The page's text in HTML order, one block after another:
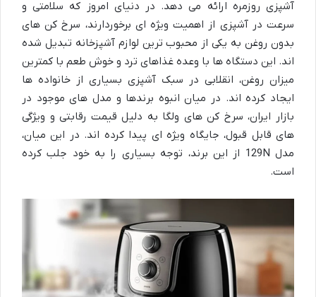
آشپزی روزمره ارائه می دهد. در دنیای امروز که سلامتی و
سرعت در آشپزی از اهمیت ویژه ای برخوردارند، سرخ کن های
بدون روغن به یکی از محبوب ترین لوازم آشپزخانه تبدیل شده
اند. این دستگاه ها با وعده غذاهای ترد و خوش طعم با کمترین
میزان روغن، انقلابی در سبک آشپزی بسیاری از خانواده ها
ایجاد کرده اند. در میان انبوه برندها و مدل های موجود در
بازار ایران، سرخ کن های ولگا به دلیل قیمت رقابتی و ویژگی
های قابل قبول، جایگاه ویژه ای پیدا کرده اند. در این میان،
مدل 129N از این برند، توجه بسیاری را به خود جلب کرده
است.